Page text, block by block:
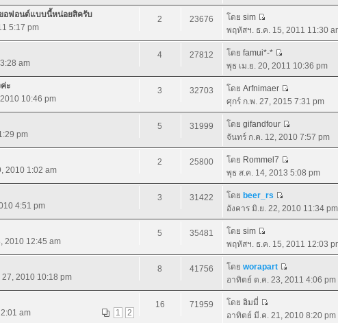
อฟอนต์แบบนี้หน่อยสิครับ
5:17 pm
2 23676 โดย sim
พฤหัสฯ. ธ.ค. 15, 2011 11:30
am
4 27812 โดย famui*-*
พุธ เม.ย. 20, 2011 10:36 pm
ะ
10:46 pm
3 32703 โดย Arfnimaer
ศุกร์ ก.พ. 27, 2015 7:31 pm
pm
5 31999 โดย gifandfour
จันทร์ ก.ค. 12, 2010 7:57 pm
2010 1:02 am
2 25800 โดย Rommel7
พุธ ส.ค. 14, 2013 5:08 pm
4:51 pm
3 31422 โดย beer_rs
อังคาร มิ.ย. 22, 2010 11:34 pm
2010 12:45 am
5 35481 โดย sim
พฤหัสฯ. ธ.ค. 15, 2011 12:03
27, 2010 10:18 pm
8 41756 โดย worapart
อาทิตย์ ต.ค. 23, 2011 4:06 pm
1
2
am
16 71959 โดย อิมมี่
อาทิตย์ มี.ค. 21, 2010 8:20 pm